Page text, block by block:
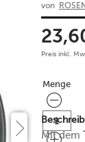
von
Preis inkl.
Menge
Menge
Mit dem